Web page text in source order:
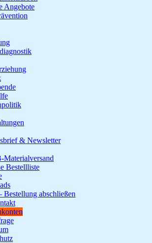
Angebote
& Newsletter
Bestellliste
abschließen